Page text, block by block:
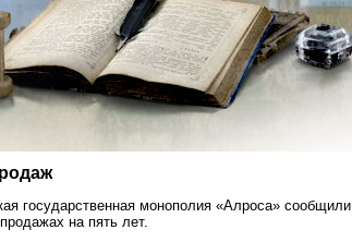
государственная монополия «Алроса» сообщили
на пять лет.